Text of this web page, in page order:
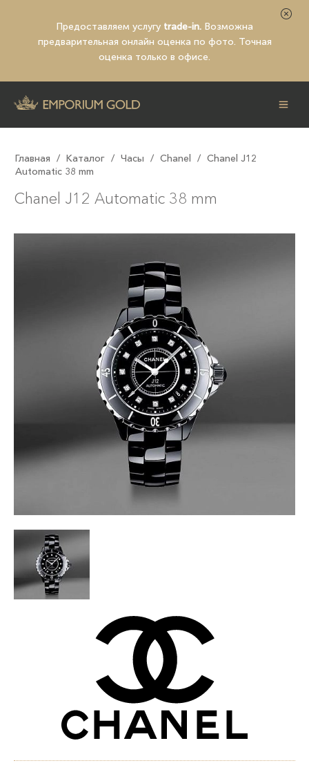
Предоставляем услугу trade-in. Возможна
предварительная онлайн оценка по фото. Точная
оценка только в офисе.
Главная / Каталог / Часы / Chanel / Chanel J12
Automatic 38 mm
Chanel J12 Automatic 38 mm